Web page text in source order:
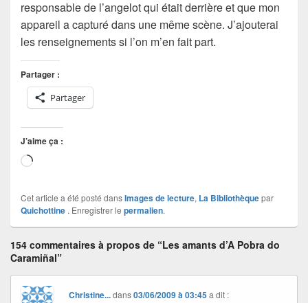
responsable de l’angelot qui était derrière et que mon
appareil a capturé dans une même scène. J’ajouterai
les renseignements si l’on m’en fait part.
Partager :
Partager
J’aime ça :
Chargement…
Cet article a été posté dansImages de lecture, La Bibliothèquepar
Quichottine . Enregistrer le permalien.
154 commentaires à propos de “Les amants d’A Pobra do
Caramiñal”
Christine...dans03/06/2009 à 03:45 a dit :